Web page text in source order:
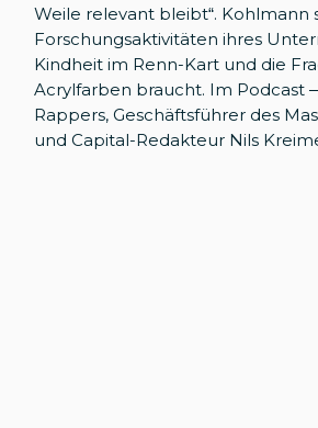
Weile relevant bleibt“. Kohlmann
Forschungsaktivitäten ihres
Kindheit im Renn-Kart und die
Acrylfarben braucht. Im Podcast
Rappers, Geschäftsführer des
und Capital-Redakteur Nils